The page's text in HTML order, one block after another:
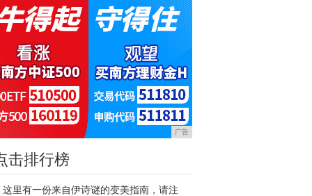
广告
击排行榜
这里有一份来自伊诗谜的变美指南，请注